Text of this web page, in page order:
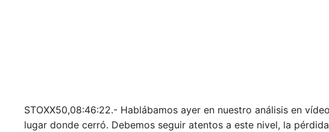
STOXX50,08:46:22.- Hablábamos ayer en nuestro análisis en
lugar donde cerró. Debemos seguir atentos a este nivel, la